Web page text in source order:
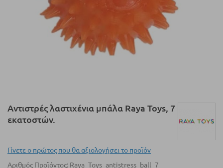
Μετάβαση
στην
συλλογής
Αντιστρές λαστιχένια μπάλα Raya Toys, 7
εκατοστών.
Γίνετε ο πρώτος που θα αξιολογήσει το προϊόν
Αριθμός Προϊόντος Raya_Toys_antistress_ball_7